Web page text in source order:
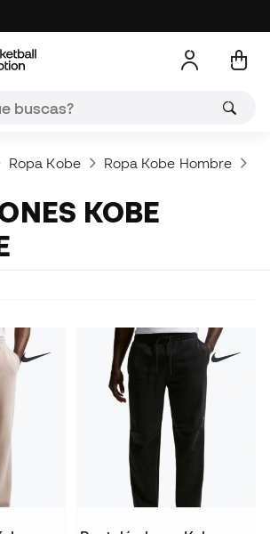
Ropa Kobe Ropa Kobe Hombre